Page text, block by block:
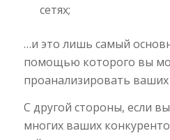
сетях;
…и это лишь самый
помощью которого вы
проанализировать
С другой стороны, если
многих ваших